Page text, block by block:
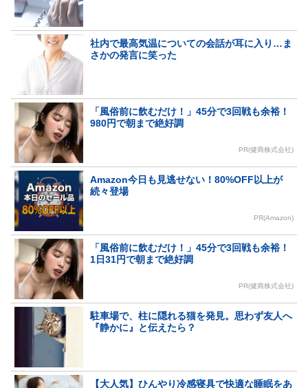
社内で最高気温についての会話が耳に入り…ま
さかの発言に笑った
「風俗前に飲むだけ！」45分で3回戦も余裕！
980円で朝まで絶好調
PR(健商株式会社)
Amazon今日も見逃せない！80%OFF以上が
続々登場
PR(Amazon)
「風俗前に飲むだけ！」45分で3回戦も余裕！
1日31円で朝まで絶好調
PR(健商株式会社)
駐車場で、柱に隠れる猫を発見。思わず友人へ
『静かに』と伝えたら？
【大人気】ひんやり冷感寝具で快適な睡眠をあ